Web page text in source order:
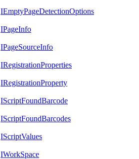
IEmptyPageDetectionOptions
IPageInfo
IPageSourceInfo
IRegistrationProperties
IRegistrationProperty
IScriptFoundBarcode
IScriptFoundBarcodes
IScriptValues
IWorkSpace